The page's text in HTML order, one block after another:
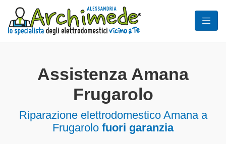
Assistenza Amana
Frugarolo
Riparazione elettrodomestico Amana a
Frugarolo fuori garanzia